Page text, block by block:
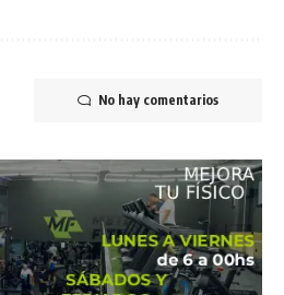
No hay comentarios